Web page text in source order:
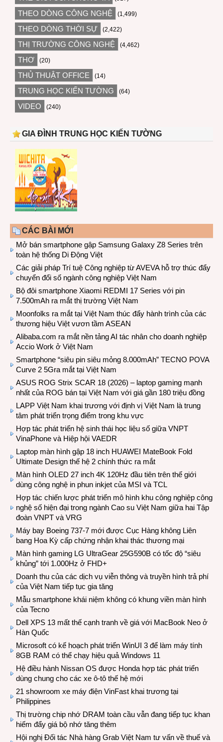
THEO DÒNG CÔNG NGHỆ (1,499)
THEO DÒNG THỜI SỰ (2,422)
THỊ TRƯỜNG CÔNG NGHỆ (4,462)
THƠ (20)
THỦ THUẬT OFFICE (14)
TRUNG HỌC KIẾN TƯỜNG (64)
VIDEO (240)
GIA ĐÌNH TRUNG HỌC KIẾN TƯỜNG
CÁC BÀI MỚI
Mở bán smartphone gập Samsung Galaxy Z8 Series trên
toàn hệ thống Di Động Việt
Các giải pháp Trí tuệ Công nghiệp từ AVEVA hỗ trợ thúc đẩy
chuyển đổi số ngành công nghiệp Việt Nam
Bộ đôi smartphone Xiaomi REDMI 17 Series với pin
7.500mAh ra mắt thị trường Việt Nam
Moonfolks ra mắt tại Việt Nam thúc đẩy hành trình của các
thương hiệu Việt vươn tầm ASEAN
Alibaba.com ra mắt nền tảng AI tác nhân cho doanh nghiệp
Accio Work ở Việt Nam
Smartphone “siêu pin siêu mỏng 8.000mAh” TECNO POVA
Curve 2 5Gra mắt tại Việt Nam
ASUS ROG Strix SCAR 18 (2026) – laptop gaming mạnh
nhất của ROG bán tại Việt Nam với giá gần 180 triệu đồng
LAPP Việt Nam khai trương với định vị Việt Nam là trung
tâm phát triển trọng điểm trong khu vực
Hợp tác phát triển hệ sinh thái học liệu số giữa VNPT
VinaPhone và Hiệp hội VAEDR
Laptop màn hình gập 18 inch HUAWEI MateBook Fold
Ultimate Design thế hệ 2 chính thức ra mắt
Màn hình OLED 27 inch 4K 120Hz đầu tiên trên thế giới
dùng công nghệ in phun inkjet của MSI và TCL
Hợp tác chiến lược phát triển mô hình khu công nghiệp công
nghệ số hiện đại trong ngành Cao su Việt Nam giữa hai Tập
đoàn VNPT và VRG
Máy bay Boeing 737-7 mới được Cục Hàng không Liên
bang Hoa Kỳ cấp chứng nhận khai thác thương mại
Màn hình gaming LG UltraGear 25G590B có tốc độ “siêu
khủng” tới 1.000Hz ở FHD+
Doanh thu của các dịch vụ viễn thông và truyền hình trả phí
của Việt Nam tiếp tục gia tăng
Mẫu smartphone khái niệm không có khung viền màn hình
của Tecno
Dell XPS 13 mất thế cạnh tranh về giá với MacBook Neo ở
Hàn Quốc
Microsoft có kế hoạch phát triển WinUI 3 để làm máy tính
8GB RAM có thể chạy hiệu quả Windows 11
Hệ điều hành Nissan OS được Honda hợp tác phát triển
dùng chung cho các xe ô-tô thế hệ mới
21 showroom xe máy điện VinFast khai trương tại
Philippines
Thị trường chip nhớ DRAM toàn cầu vẫn đang tiếp tục khan
hiếm đẩy giá bộ nhớ tăng thêm
Hội nghị Đối tác Nhà hàng Grab Việt Nam tư vấn về thuế và